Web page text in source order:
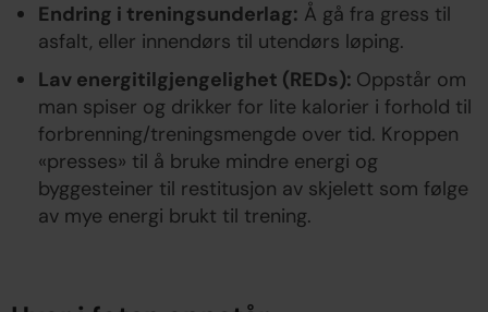
Endring i treningsunderlag: Å gå fra gress til
asfalt, eller innendørs til utendørs løping.
Lav energitilgjengelighet (REDs): Oppstår om
man spiser og drikker for lite kalorier i forhold til
forbrenning/treningsmengde over tid. Kroppen
«presses» til å bruke mindre energi og
byggesteiner til restitusjon av skjelett som følge
av mye energi brukt til trening.